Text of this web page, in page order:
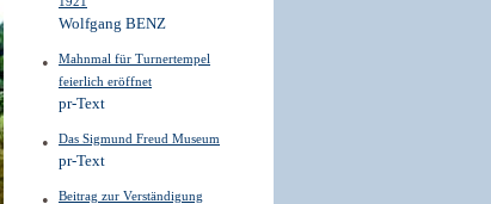
Wolfgang BENZ
Mahnmal für Turnertempel
feierlich eröffnet
pr-Text
Das Sigmund Freud Museum
pr-Text
Beitrag zur Verständigung